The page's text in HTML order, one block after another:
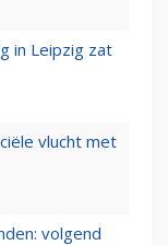
in Leipzig zat
vlucht met
volgend